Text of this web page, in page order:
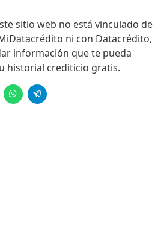
sitio web no está vinculado de
ni con Datacrédito,
información que te pueda
historial crediticio gratis.